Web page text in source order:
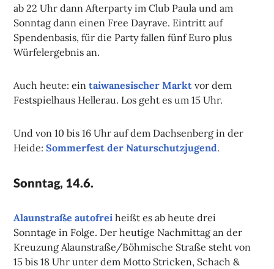
ab 22 Uhr dann Afterparty im Club Paula und am
Sonntag dann einen Free Dayrave. Eintritt auf
Spendenbasis, für die Party fallen fünf Euro plus
Würfelergebnis an.
Auch heute: eintaiwanesischer Markt vor dem
Festspielhaus Hellerau. Los geht es um 15 Uhr.
Und von 10 bis 16 Uhr auf dem Dachsenberg in der
Heide:Sommerfest der Naturschutzjugend.
Sonntag, 14.6.
Alaunstraße autofrei heißt es ab heute drei
Sonntage in Folge. Der heutige Nachmittag an der
Kreuzung Alaunstraße/Böhmische Straße steht von
15 bis 18 Uhr unter dem Motto Stricken, Schach &